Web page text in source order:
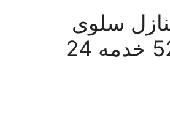
سلوى
52227334 خدمه 24